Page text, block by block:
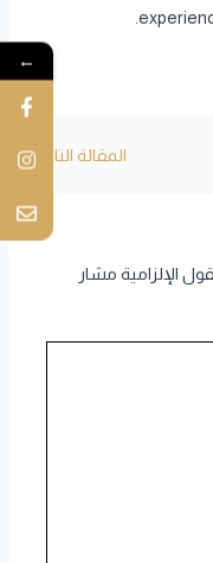
المقالة التالية←
الإلزامية مشار
←